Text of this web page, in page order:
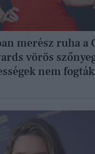
merész ruha a
vörös
nem